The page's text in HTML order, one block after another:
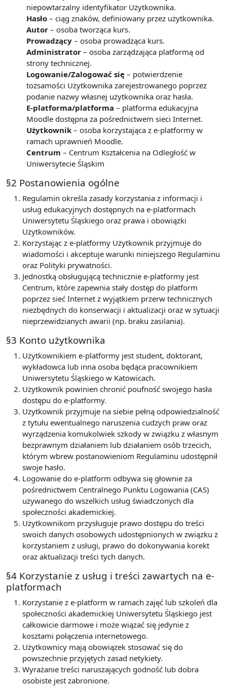
niepowtarzalny identyfikator Użytkownika.
Hasło – ciąg znaków, definiowany przez użytkownika.
Autor – osoba tworząca kurs.
Prowadzący – osoba prowadząca kurs.
Administrator – osoba zarządzająca platformą od
strony technicznej.
Logowanie/Zalogować się – potwierdzenie
tożsamości Użytkownika zarejestrowanego poprzez
podanie nazwy własnej użytkownika oraz hasła.
E-platforma/platforma – platforma edukacyjna
Moodle dostępna za pośrednictwem sieci Internet.
Użytkownik – osoba korzystająca z e-platformy w
ramach uprawnień Moodle.
Centrum – Centrum Kształcenia na Odległość w
Uniwersytecie Śląskim
§2 Postanowienia ogólne
Regulamin określa zasady korzystania z informacji i
usług edukacyjnych dostępnych na e-platformach
Uniwersytetu Śląskiego oraz prawa i obowiązki
Użytkowników.
Korzystając z e-platformy Użytkownik przyjmuje do
wiadomości i akceptuje warunki niniejszego Regulaminu
oraz Polityki prywatności.
Jednostką obsługującą technicznie e-platformy jest
Centrum, które zapewnia stały dostęp do platform
poprzez sieć Internet z wyjątkiem przerw technicznych
niezbędnych do konserwacji i aktualizacji oraz w sytuacji
nieprzewidzianych awarii (np. braku zasilania).
§3 Konto użytkownika
Użytkownikiem e-platformy jest student, doktorant,
wykładowca lub inna osoba będąca pracownikiem
Uniwersytetu Śląskiego w Katowicach.
Użytkownik powinien chronić poufność swojego hasła
dostępu do e-platformy.
Użytkownik przyjmuje na siebie pełną odpowiedzialność
z tytułu ewentualnego naruszenia cudzych praw oraz
wyrządzenia komukolwiek szkody w związku z własnym
bezprawnym działaniem lub działaniem osób trzecich,
którym wbrew postanowieniom Regulaminu udostępnił
swoje hasło.
Logowanie do e-platform odbywa się głownie za
pośrednictwem Centralnego Punktu Logowania (CAS)
używanego do wszelkich usług świadczonych dla
społeczności akademickiej.
Użytkownikom przysługuje prawo dostępu do treści
swoich danych osobowych udostępnionych w związku z
korzystaniem z usługi, prawo do dokonywania korekt
oraz aktualizacji treści tych danych.
§4 Korzystanie z usług i treści zawartych na e-
platformach
Korzystanie z e-platform w ramach zajęć lub szkoleń dla
społeczności akademickiej Uniwersytetu Śląskiego jest
całkowicie darmowe i może wiązać się jedynie z
kosztami połączenia internetowego.
Użytkownicy mają obowiązek stosować się do
powszechnie przyjętych zasad netykiety.
Wyrażanie treści naruszających godność lub dobra
osobiste jest zabronione.